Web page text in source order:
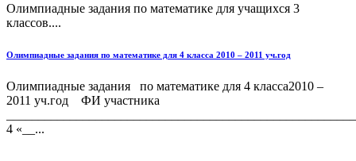
Олимпиадные задания по математике для учащихся 3
классов....
Олимпиадные задания по математике для 4 класса 2010 – 2011 уч.год
Олимпиадные задания по математике для 4 класса2010 –
2011 уч.год ФИ участника
4 «__...